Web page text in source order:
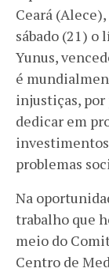
Ceará
sábado (21)
Yunus,
é
injustiças, por
dedicar em
problemas
Na
trabalho que
meio do
Centro de